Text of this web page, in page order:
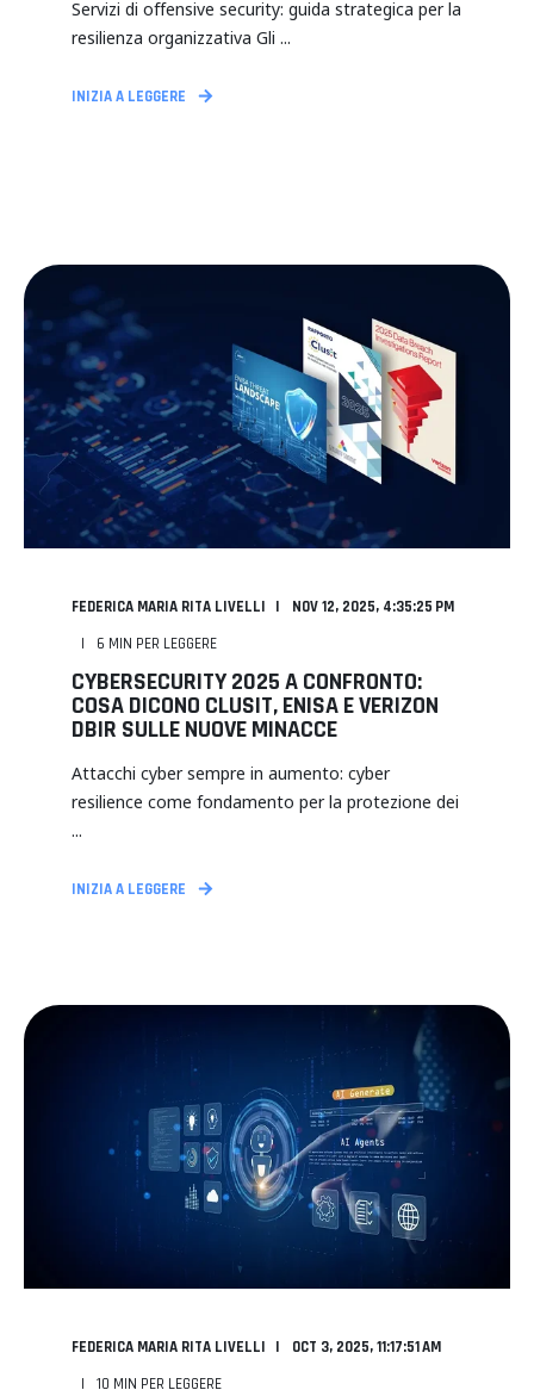
Servizi di offensive security: guida strategica per la
resilienza organizzativa Gli ...
INIZIA A LEGGERE
FEDERICA MARIA RITA LIVELLI
NOV 12, 2025, 4:35:25 PM
6 MIN PER LEGGERE
CYBERSECURITY 2025 A CONFRONTO:
COSA DICONO CLUSIT, ENISA E VERIZON
DBIR SULLE NUOVE MINACCE
Attacchi cyber sempre in aumento: cyber
resilience come fondamento per la protezione dei
...
INIZIA A LEGGERE
FEDERICA MARIA RITA LIVELLI
OCT 3, 2025, 11:17:51 AM
10 MIN PER LEGGERE